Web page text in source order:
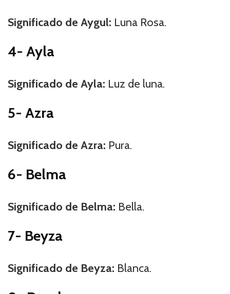
Significado de Aygul: Luna Rosa.
4- Ayla
Significado de Ayla: Luz de luna.
5- Azra
Significado de Azra: Pura.
6- Belma
Significado de Belma: Bella.
7- Beyza
Significado de Beyza: Blanca.